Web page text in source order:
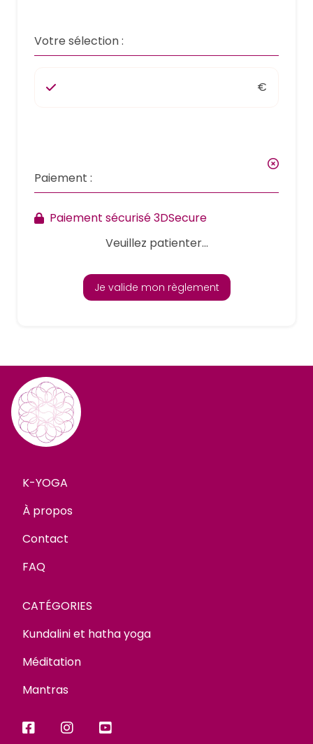
Votre sélection :
€
Paiement :
Paiement sécurisé 3DSecure
Veuillez patienter...
Je valide mon règlement
K-YOGA
À propos
Contact
FAQ
CATÉGORIES
Kundalini et hatha yoga
Méditation
Mantras